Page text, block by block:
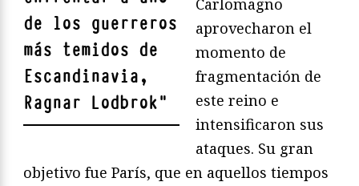
de los guerreros
más temidos de
Escandinavia,
Ragnar Lodbrok"
Carlomagno
aprovecharon el
momento de
fragmentación de
este reino e
intensificaron sus
ataques. Su gran
objetivo fue París, que en aquellos tiempos